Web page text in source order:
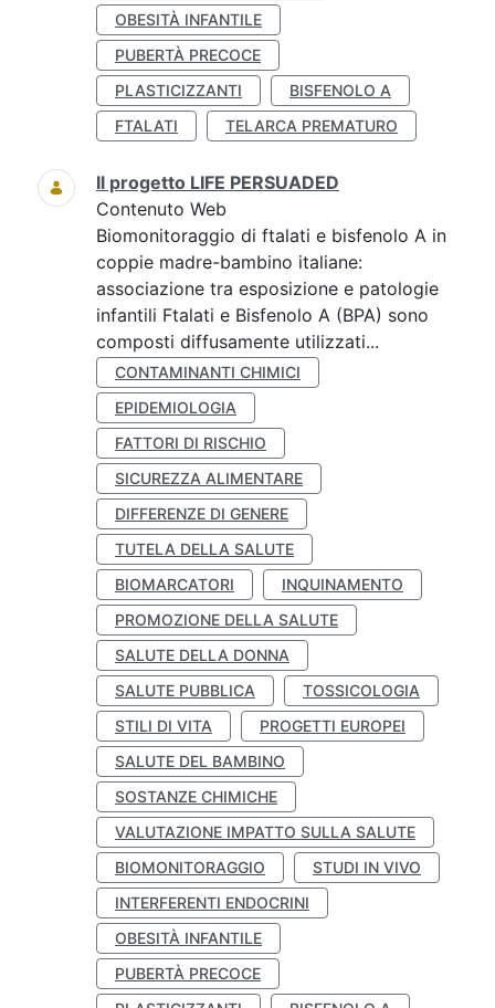
OBESITÀ INFANTILE
PUBERTÀ PRECOCE
PLASTICIZZANTI
BISFENOLO A
FTALATI
TELARCA PREMATURO
Il progetto LIFE PERSUADED
Contenuto Web
Biomonitoraggio di ftalati e bisfenolo A in
coppie madre-bambino italiane:
associazione tra esposizione e patologie
infantili Ftalati e Bisfenolo A (BPA) sono
composti diffusamente utilizzati...
CONTAMINANTI CHIMICI
EPIDEMIOLOGIA
FATTORI DI RISCHIO
SICUREZZA ALIMENTARE
DIFFERENZE DI GENERE
TUTELA DELLA SALUTE
BIOMARCATORI
INQUINAMENTO
PROMOZIONE DELLA SALUTE
SALUTE DELLA DONNA
SALUTE PUBBLICA
TOSSICOLOGIA
STILI DI VITA
PROGETTI EUROPEI
SALUTE DEL BAMBINO
SOSTANZE CHIMICHE
VALUTAZIONE IMPATTO SULLA SALUTE
BIOMONITORAGGIO
STUDI IN VIVO
INTERFERENTI ENDOCRINI
OBESITÀ INFANTILE
PUBERTÀ PRECOCE